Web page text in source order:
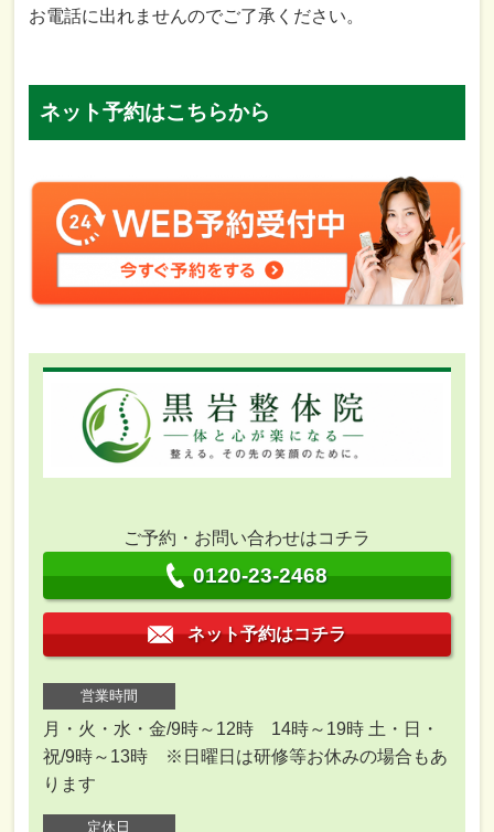
お電話に出れませんのでご了承ください。
ネット予約はこちらから
ご予約・お問い合わせはコチラ
0120-23-2468
ネット予約はコチラ
営業時間
月・火・水・金/9時～12時 14時～19時 土・日・
祝/9時～13時 ※日曜日は研修等お休みの場合もあ
ります
定休日